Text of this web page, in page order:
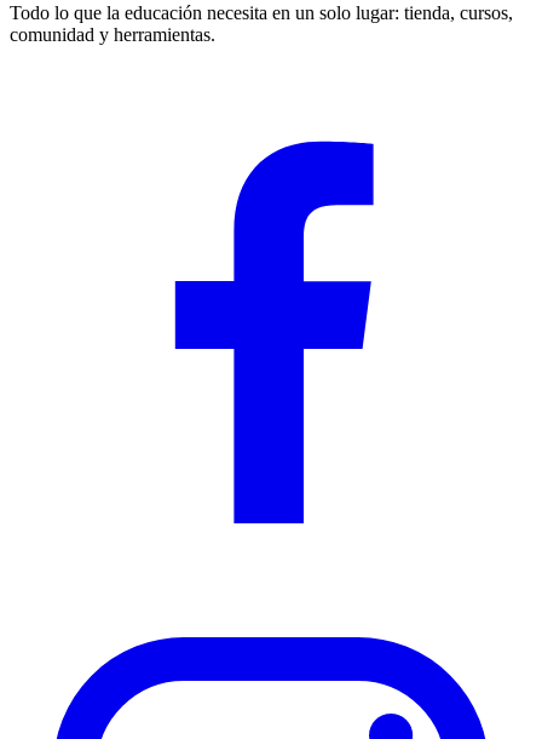
Todo lo que la educación necesita en un solo lugar: tienda, cursos,
comunidad y herramientas.